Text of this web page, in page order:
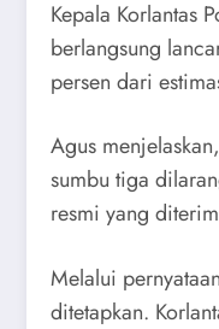
Kepala Korlantas
berlangsung
persen dari
Agus
sumbu tiga
resmi yang
Melalui
ditetapkan.